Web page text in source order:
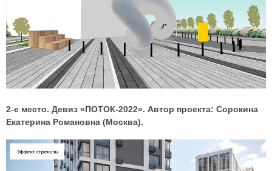
2-е место. Девиз «ПОТОК-2022». Автор проекта: Сорокина
Екатерина Романовна (Москва).